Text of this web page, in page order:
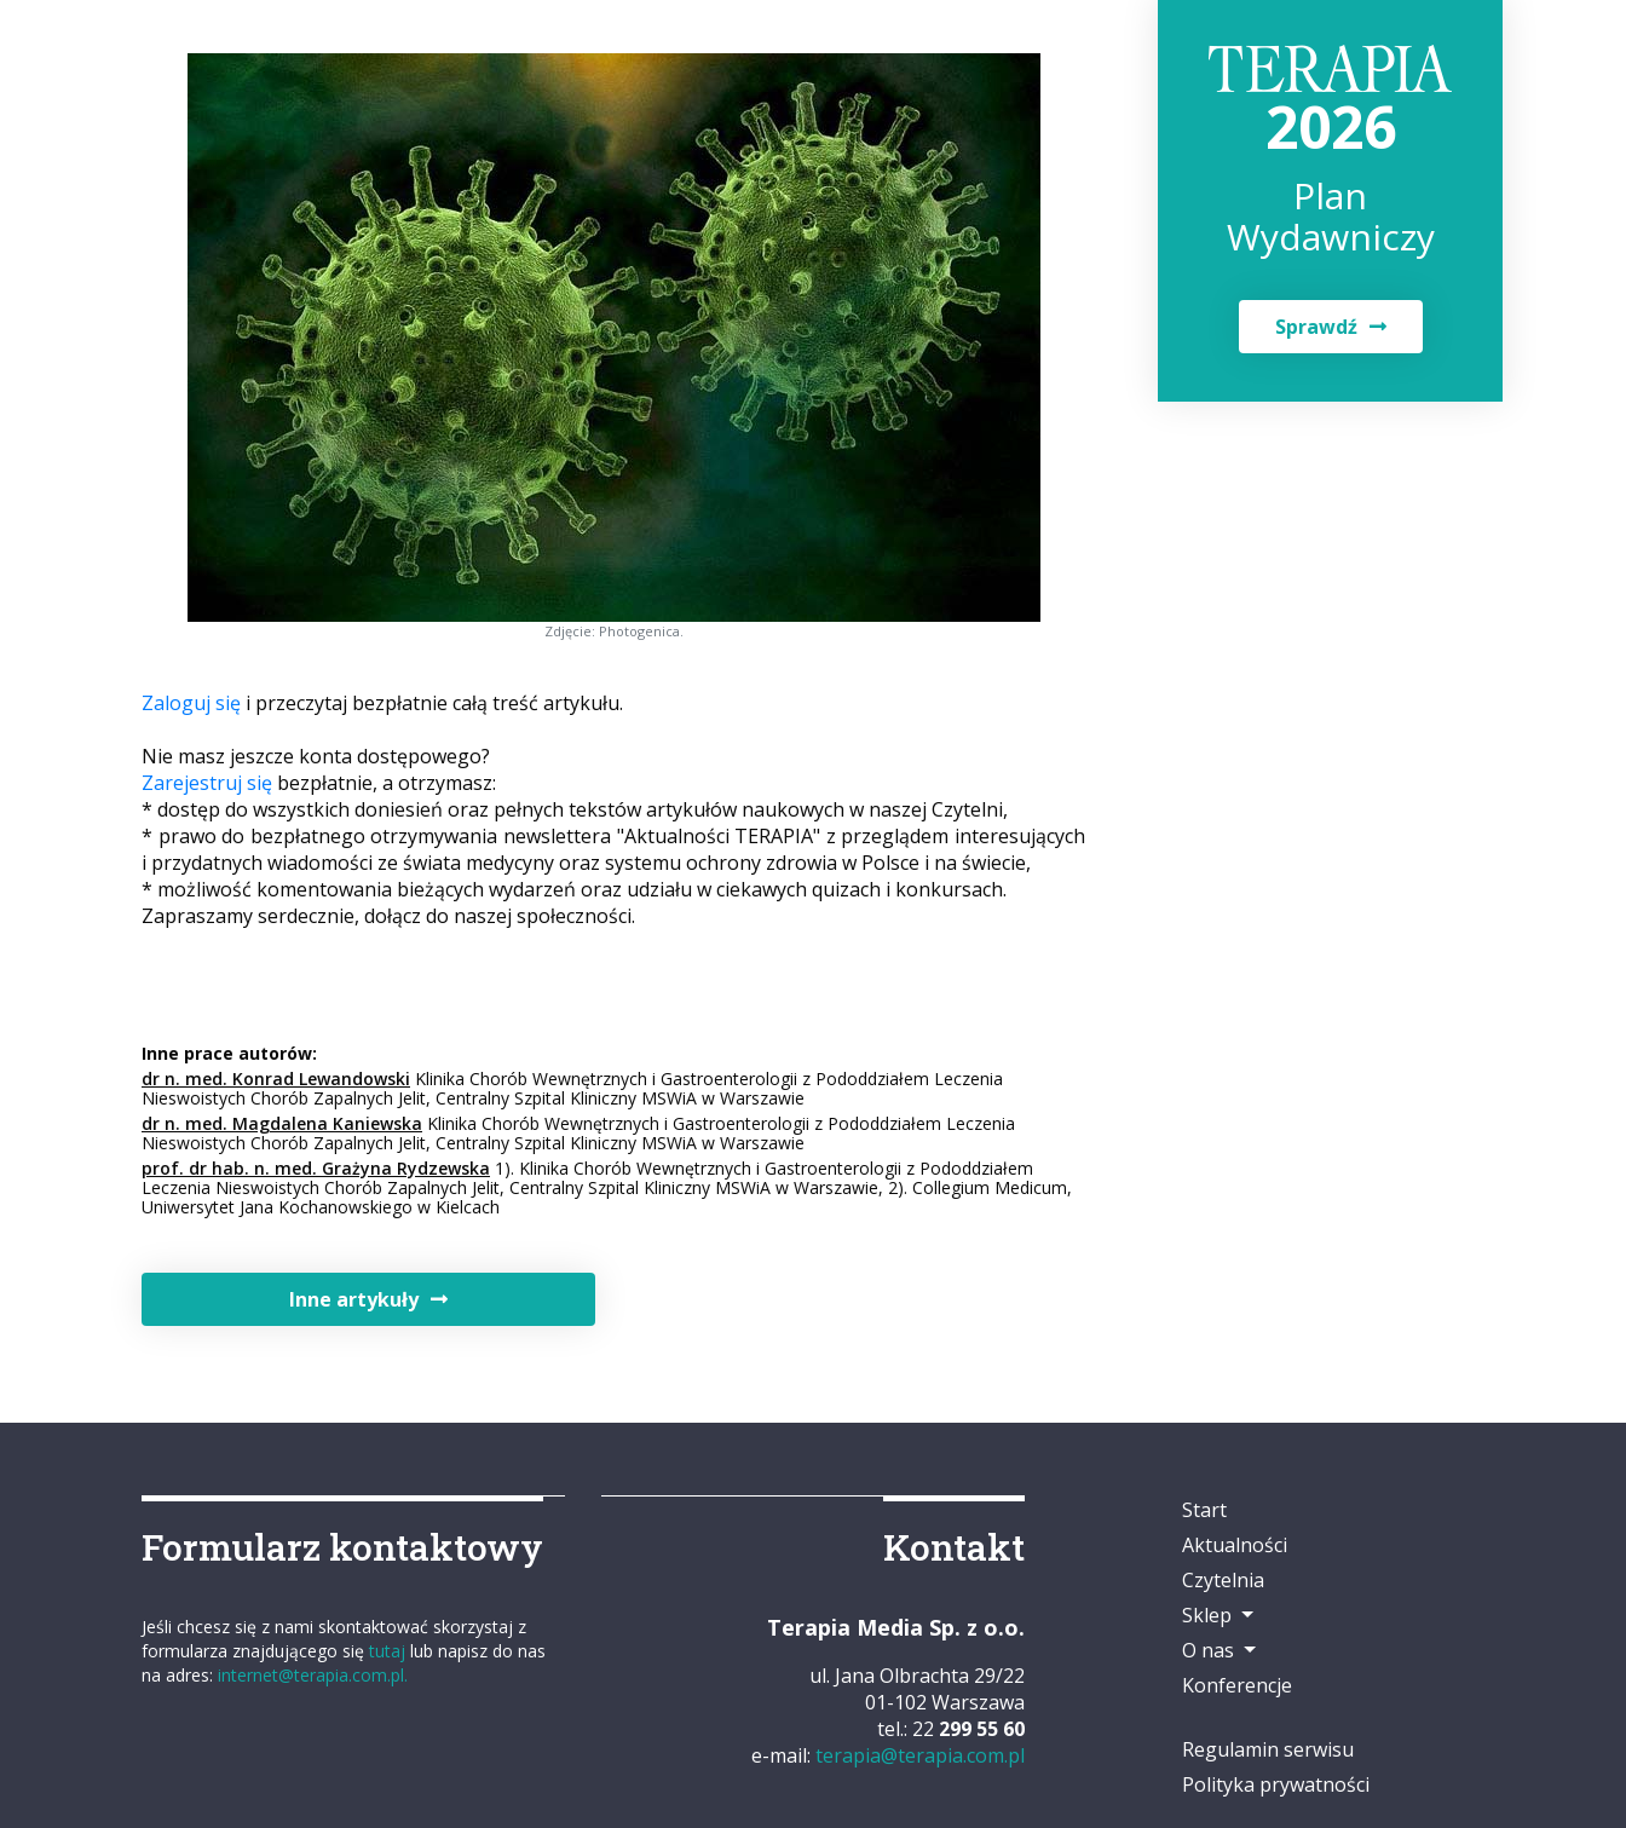
Zdjęcie: Photogenica.
Zaloguj się i przeczytaj bezpłatnie całą treść artykułu.
Nie masz jeszcze konta dostępowego?
Zarejestruj się bezpłatnie, a otrzymasz:
* dostęp do wszystkich doniesień oraz pełnych tekstów artykułów naukowych w naszej Czytelni,
* prawo do bezpłatnego otrzymywania newslettera "Aktualności TERAPIA" z przeglądem interesujących
i przydatnych wiadomości ze świata medycyny oraz systemu ochrony zdrowia w Polsce i na świecie,
* możliwość komentowania bieżących wydarzeń oraz udziału w ciekawych quizach i konkursach.
Zapraszamy serdecznie, dołącz do naszej społeczności.
Inne prace autorów:
dr n. med. Konrad Lewandowski Klinika Chorób Wewnętrznych i Gastroenterologii z Pododdziałem Leczenia
Nieswoistych Chorób Zapalnych Jelit, Centralny Szpital Kliniczny MSWiA w Warszawie
dr n. med. Magdalena Kaniewska Klinika Chorób Wewnętrznych i Gastroenterologii z Pododdziałem Leczenia
Nieswoistych Chorób Zapalnych Jelit, Centralny Szpital Kliniczny MSWiA w Warszawie
prof. dr hab. n. med. Grażyna Rydzewska 1). Klinika Chorób Wewnętrznych i Gastroenterologii z Pododdziałem
Leczenia Nieswoistych Chorób Zapalnych Jelit, Centralny Szpital Kliniczny MSWiA w Warszawie, 2). Collegium Medicum,
Uniwersytet Jana Kochanowskiego w Kielcach
Inne artykuły
2026
Plan
Wydawniczy
Sprawdź
Formularz kontaktowy
Jeśli chcesz się z nami skontaktować skorzystaj z
formularza znajdującego się tutaj lub napisz do nas
na adres: internet@terapia.com.pl.
Kontakt
Terapia Media Sp. z o.o.
ul. Jana Olbrachta 29/22
01-102 Warszawa
tel.: 22 299 55 60
e-mail: terapia@terapia.com.pl
Start
Aktualności
Czytelnia
Sklep
O nas
Konferencje
Regulamin serwisu
Polityka prywatności